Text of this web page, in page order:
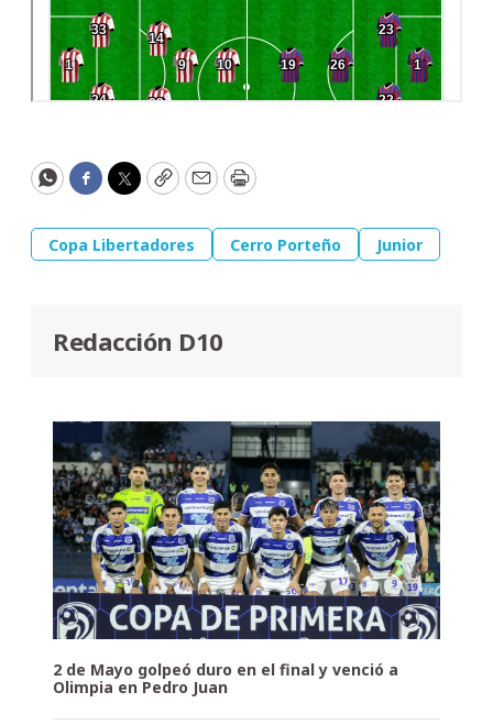
WhatsApp
Facebook
Twitter
CopyEmailPrint
Copa Libertadores Cerro Porteño Junior
Redacción D10
2 de Mayo golpeó duro en el final y venció a
Olimpia en Pedro Juan